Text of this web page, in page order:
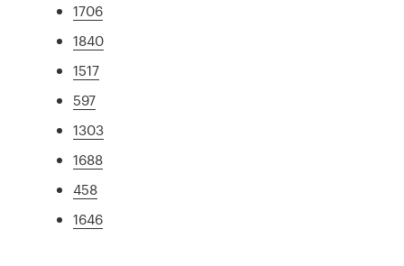
1706
1840
1517
597
1303
1688
458
1646